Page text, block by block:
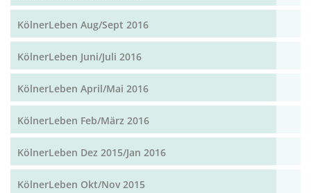
KölnerLeben Aug/Sept 2016
KölnerLeben Juni/Juli 2016
KölnerLeben April/Mai 2016
KölnerLeben Feb/März 2016
KölnerLeben Dez 2015/Jan 2016
KölnerLeben Okt/Nov 2015